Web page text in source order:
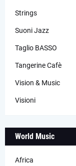
Strings
Suoni Jazz
Taglio BASSO
Tangerine Cafè
Vision & Music
Visioni
World Music
Africa